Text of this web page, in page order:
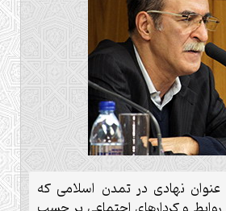
نهادی در تمدن اسلامی که